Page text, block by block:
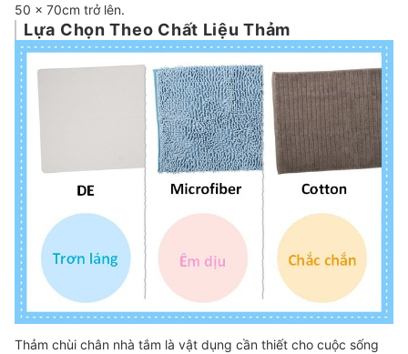
50 x 70cm trở lên.
Lựa Chọn Theo Chất Liệu Thảm
Thảm chùi chân nhà tắm là vật dụng cần thiết cho cuộc sống